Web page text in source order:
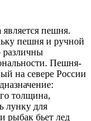
пешня.
пешня и ручной
различны
Пешня-
на севере России
толщина,
лунку для
рыбак бьет лед